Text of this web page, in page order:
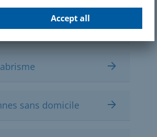
(liste d'adresses)
sans domicile